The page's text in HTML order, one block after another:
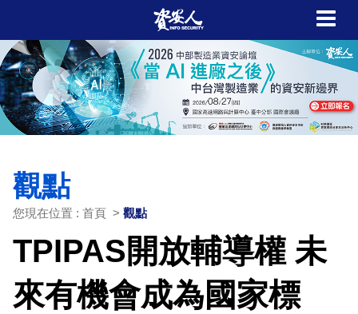
觀點
您現在位置 : 首頁 > 觀點
TPIPAS開放輔導權 未
來有機會成為國家標